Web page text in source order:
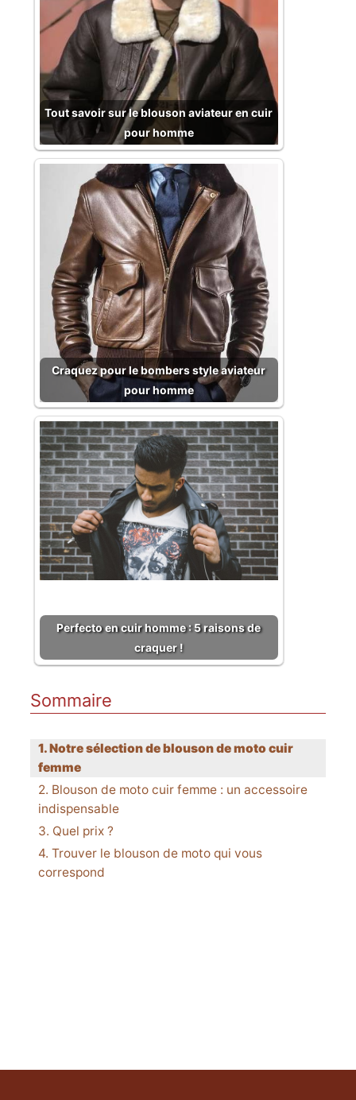
Tout savoir sur le blouson aviateur en cuir
pour homme
Craquez pour le bombers style aviateur
pour homme
Perfecto en cuir homme : 5 raisons de
craquer !
Sommaire
Notre sélection de blouson de moto cuir
femme
Blouson de moto cuir femme : un accessoire
indispensable
Quel prix ?
Trouver le blouson de moto qui vous
correspond